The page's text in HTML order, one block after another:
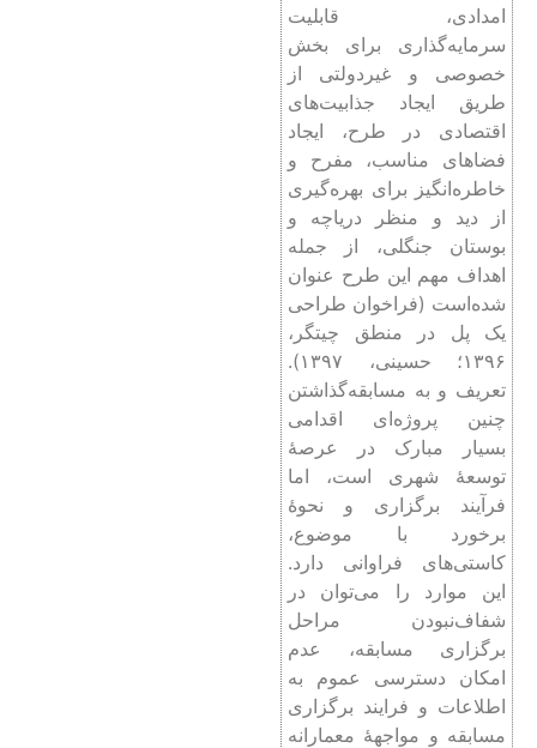
امدادی، قابلیت
سرمایه‌گذاری برای بخش
خصوصی و غیردولتی از
طریق ایجاد جذابیت‌های
اقتصادی در طرح، ایجاد
فضاهای مناسب، مفرح و
خاطره‌انگیز برای بهره‌گیری
از دید و منظر دریاچه و
بوستان جنگلی، از جمله
اهداف مهم این طرح عنوان
شده‌است (فراخوان طراحی
یک پل در منطق چیتگر،
۱۳۹۶؛ حسینی، ۱۳۹۷).
تعریف و به مسابقه‌گذاشتن
چنین پروژه‌ای اقدامی
بسیار مبارک در عرصۀ
توسعۀ شهری است، اما
فرآیند برگزاری و نحوۀ
برخورد با موضوع،
کاستی‌های فراوانی دارد.
این موارد را می‌توان در
شفاف‌نبودن مراحل
برگزاری مسابقه، عدم
امکان دسترسی عموم به
اطلاعات و فرایند برگزاری
مسابقه و مواجهۀ معمارانه